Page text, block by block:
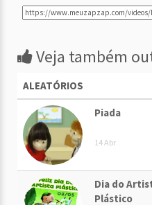
Veja também
ALEATÓRIOS
Piada
14 Abr
Dia do
Plástico